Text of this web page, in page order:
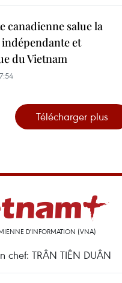
canadienne salue la
et
du Vietnam
Télécharger plus
D'INFORMATION (VNA)
chef: TRÂN TIÊN DUÂN